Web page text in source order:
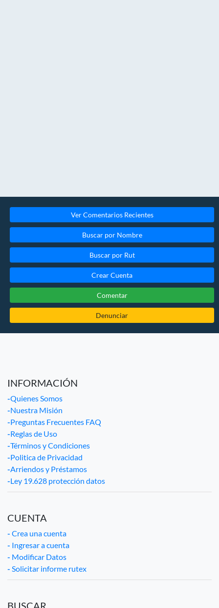
Ver Comentarios Recientes
Buscar por Nombre
Buscar por Rut
Crear Cuenta
Comentar
Denunciar
INFORMACIÓN
-Quienes Somos
-Nuestra Misión
-Preguntas Frecuentes FAQ
-Reglas de Uso
-Términos y Condiciones
-Politica de Privacidad
-Arriendos y Préstamos
-Ley 19.628 protección datos
CUENTA
- Crea una cuenta
- Ingresar a cuenta
- Modificar Datos
- Solicitar informe rutex
BUSCAR